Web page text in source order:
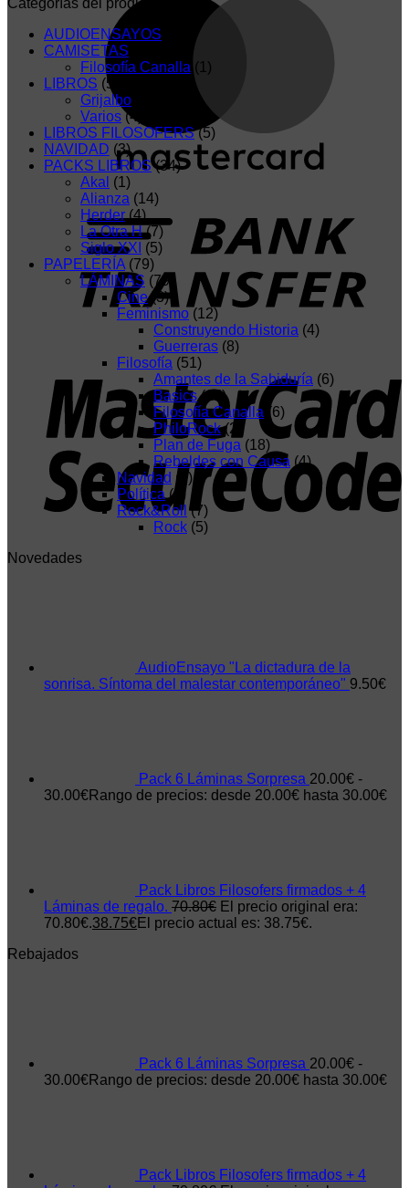
AUDIOENSAYOS
CAMISETAS
Filosofía Canalla (1)
LIBROS (5)
Grijalbo
Varios (4)
LIBROS FILOSOFERS (5)
NAVIDAD (3)
PACKS LIBROS (34)
Akal (1)
Alianza (14)
Herder (4)
La Otra H (7)
Siglo XXI (5)
PAPELERÍA (79)
LÁMINAS (79)
Cine (3)
Feminismo (12)
Construyendo Historia (4)
Guerreras (8)
Filosofía (51)
Amantes de la Sabiduría (6)
Basics (15)
Filosofía Canalla (6)
PhiloRock (2)
Plan de Fuga (18)
Rebeldes con Causa (4)
Navidad (1)
Política (6)
Rock&Roll (7)
Rock (5)
Novedades
AudioEnsayo "La dictadura de la
sonrisa. Síntoma del malestar contemporáneo" 9.50€
Pack 6 Láminas Sorpresa 20.00€ -
30.00€Rango de precios: desde 20.00€ hasta 30.00€
Pack Libros Filosofers firmados + 4
Láminas de regalo. 70.80€ El precio original era:
70.80€.38.75€El precio actual es: 38.75€.
Rebajados
Pack 6 Láminas Sorpresa 20.00€ -
30.00€Rango de precios: desde 20.00€ hasta 30.00€
Pack Libros Filosofers firmados + 4